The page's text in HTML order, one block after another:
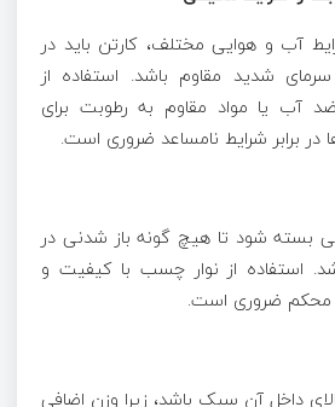
آب و هوایی مختلف، کارتن باید در
سرمای شدید مقاوم باشد. استفاده از
آب یا مواد مقاوم به رطوبت برای
در برابر شرایط نامساعد ضروری است.
بسته شود تا هیچ گونه باز شدنی در
استفاده از نوار چسب با کیفیت و
محکم ضروری است.
داخل آن سبک باشد، زیرا وزن اضافی